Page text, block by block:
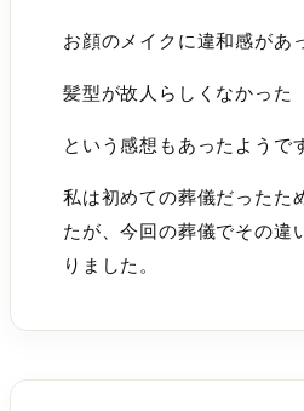
お顔のメイクに違和感があ
髪型が故人らしくなかった
という感想もあったようで
私は初めての葬儀だったた
たが、今回の葬儀でその違
りました。